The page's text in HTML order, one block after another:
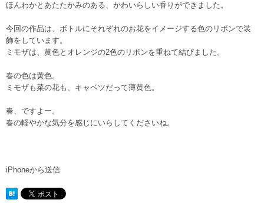
ほんわかとあたたかみのある、かわいらしい香りができました。
今回の作品は、ボトルにそれぞれのお花をイメージする色のリボンで装
飾をしています。
ミモザは、黄色とオレンジの2色のリボンを重ねて結びました。
春の色は黄色。
ミモザも菜の花も、キャベツだって薄黄色。
春、ですよー。
春の軽やかな気分を感じにいらしてくださいね。
iPhoneから送信